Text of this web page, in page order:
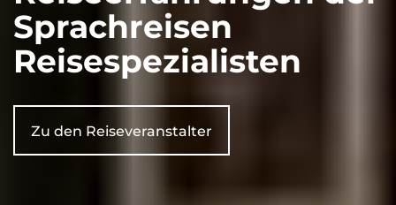
Sprachreisen
Reisespezialisten
Zu den Reiseveranstalter